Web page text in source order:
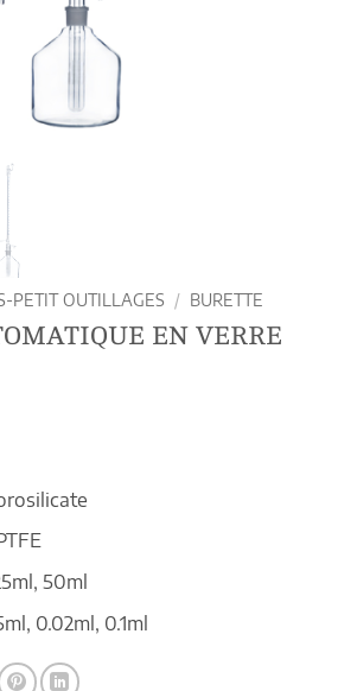
PETIT OUTILLAGES / BURETTE
EN VERRE
50ml
0.02ml, 0.1ml